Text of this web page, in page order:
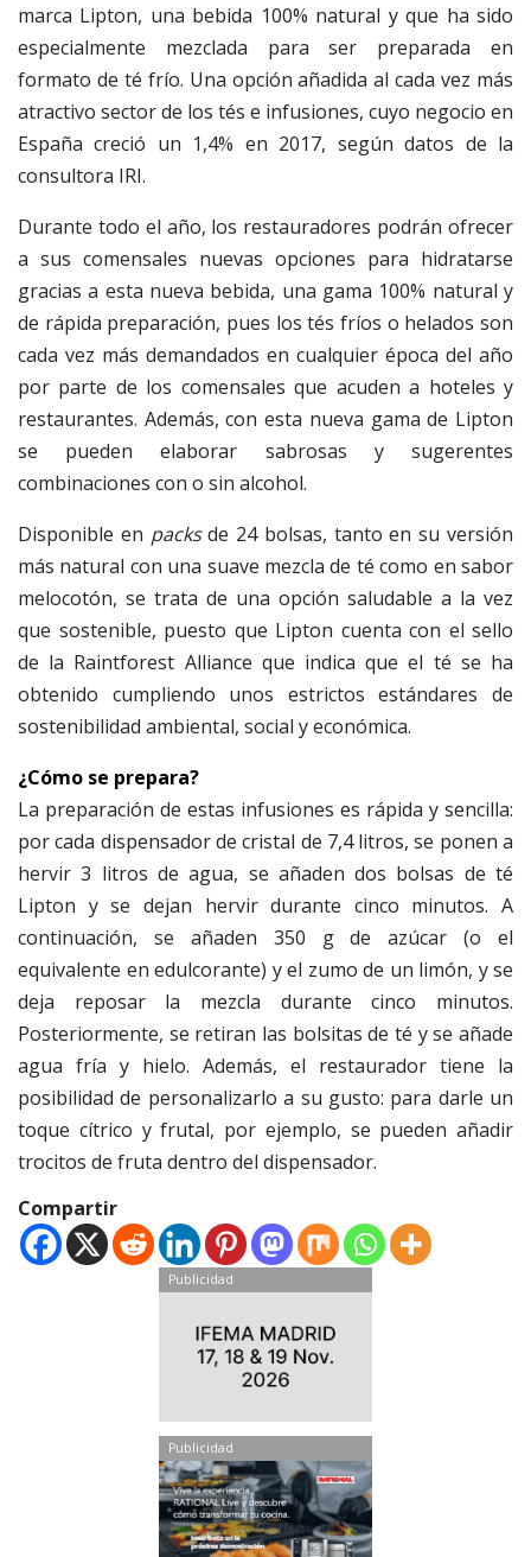
marca Lipton, una bebida 100% natural y que ha sido
especialmente mezclada para ser preparada en
formato de té frío. Una opción añadida al cada vez más
atractivo sector de los tés e infusiones, cuyo negocio en
España creció un 1,4% en 2017, según datos de la
consultora IRI.
Durante todo el año, los restauradores podrán ofrecer
a sus comensales nuevas opciones para hidratarse
gracias a esta nueva bebida, una gama 100% natural y
de rápida preparación, pues los tés fríos o helados son
cada vez más demandados en cualquier época del año
por parte de los comensales que acuden a hoteles y
restaurantes. Además, con esta nueva gama de Lipton
se pueden elaborar sabrosas y sugerentes
combinaciones con o sin alcohol.
Disponible en packsde 24 bolsas, tanto en su versión
más natural con una suave mezcla de té como en sabor
melocotón, se trata de una opción saludable a la vez
que sostenible, puesto que Lipton cuenta con el sello
de la Raintforest Alliance que indica que el té se ha
obtenido cumpliendo unos estrictos estándares de
sostenibilidad ambiental, social y económica.
¿Cómo se prepara?
La preparación de estas infusiones es rápida y sencilla:
por cada dispensador de cristal de 7,4 litros, se ponen a
hervir 3 litros de agua, se añaden dos bolsas de té
Lipton y se dejan hervir durante cinco minutos. A
continuación, se añaden 350 g de azúcar (o el
equivalente en edulcorante) y el zumo de un limón, y se
deja reposar la mezcla durante cinco minutos.
Posteriormente, se retiran las bolsitas de té y se añade
agua fría y hielo. Además, el restaurador tiene la
posibilidad de personalizarlo a su gusto: para darle un
toque cítrico y frutal, por ejemplo, se pueden añadir
trocitos de fruta dentro del dispensador.
Compartir
Publicidad
Publicidad